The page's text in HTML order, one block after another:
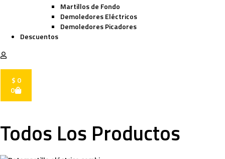
Martillos de Fondo
Demoledores Eléctricos
Demoledores Picadores
Descuentos
$ 0
0
Todos Los Productos